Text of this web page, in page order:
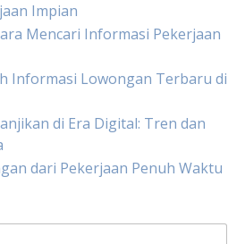
Impian
Mencari Informasi Pekerjaan
Informasi Lowongan Terbaru di
di Era Digital: Tren dan
dari Pekerjaan Penuh Waktu